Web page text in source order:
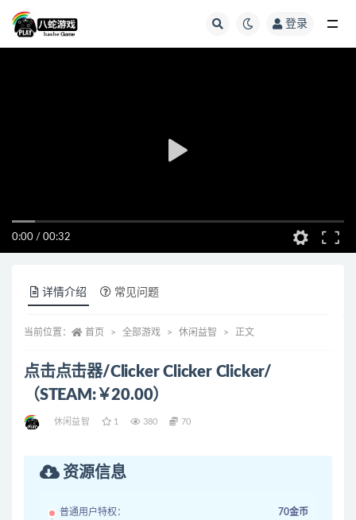
登录
0:00 / 00:32
详情介绍 常见问题
当前位置： 首页 全部游戏 休闲益智 正文
点击点击器/Clicker Clicker Clicker/
（STEAM:￥20.00）
休闲益智 1 380 70
资源信息
普通用户特权： 70金币